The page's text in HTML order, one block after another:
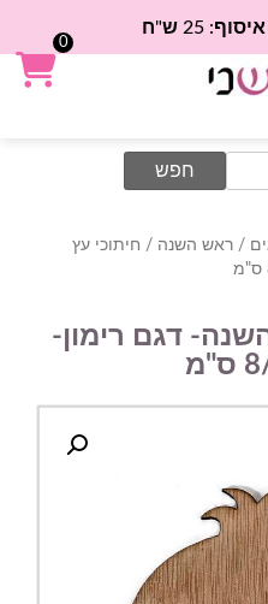
25 ש"ח
/ ראש השנה / חיתוכי עץ
דגם רימון-
0